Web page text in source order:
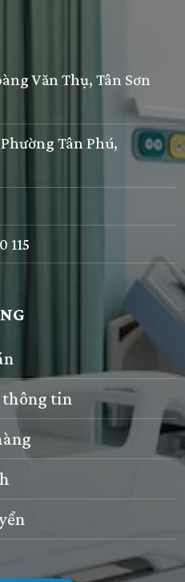
Văn Thụ, Tân Sơn
Tân Phú,
115
thông tin